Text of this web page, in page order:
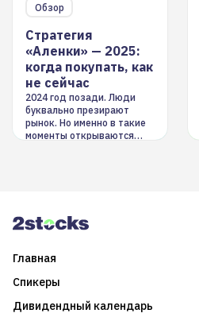
Обзор
Стратегия
«Аленки» — 2025:
когда покупать, как
не сейчас
2024 год позади. Люди
буквально презирают
рынок. Но именно в такие
моменты открываются
Главная
Спикеры
Дивидендный календарь